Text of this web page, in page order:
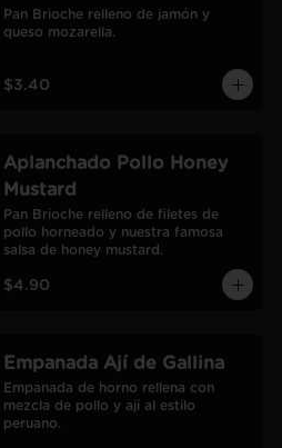
Pan Brioche relleno de jamón y
queso mozarella.
$3.40
Aplanchado Pollo Honey
Mustard
Pan Brioche relleno de filetes de
pollo horneado y nuestra famosa
salsa de honey mustard.
$4.90
Empanada Ají de Gallina
Empanada de horno rellena con
mezcla de pollo y ají al estilo
peruano.